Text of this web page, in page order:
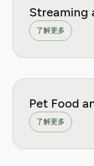
Streaming
了解更多
Pet Food
了解更多